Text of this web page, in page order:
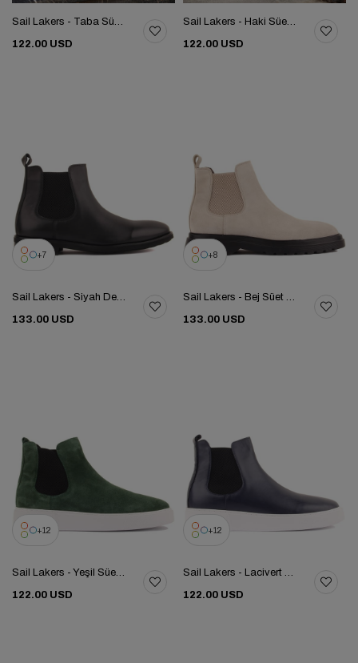
Sail Lakers - Taba Süet Deri Eva Taban Unisex Chelsea Bot 102-041-HE1065
122.00 USD
Sail Lakers - Haki Süet Deri Eva Taban Unisex Chelsea Bot 102-041-HE1065
122.00 USD
7
Sail Lakers - Siyah Deri Eva Taban Erkek Chelsea Bot 102-201-01EVA
133.00 USD
8
Sail Lakers - Bej Süet Erkek Chelsea Bot 102-8012-H1085
133.00 USD
12
Sail Lakers - Yeşil Süet Deri Eva Taban Unisex Chelsea Bot 102-041-HE1065
122.00 USD
12
Sail Lakers - Lacivert Deri Eva Taban Unisex Chelsea Bot 102-041-HE1065
122.00 USD